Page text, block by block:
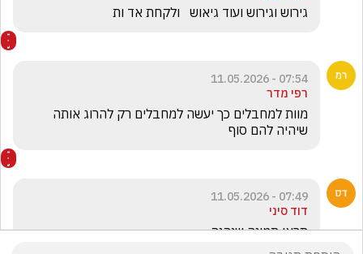
גירוש וגירוש ועוד גיאוש   ולקחת אד ות
07:54 - 11.05.2026
רפי מדר
שיהיה להם סוף
07:49 - 11.05.2026
דוד סיני
תראו תמונה שנהנה